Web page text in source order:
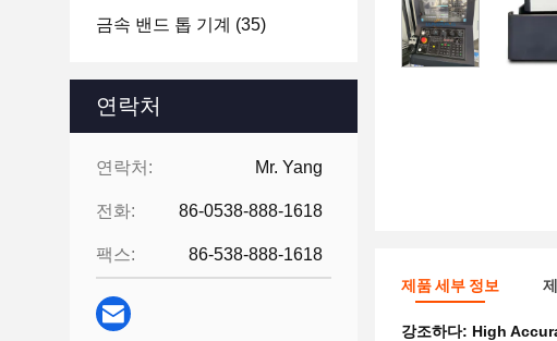
금속 밴드 톱 기계 (35)
연락처
연락처: Mr. Yang
전화: 86-0538-888-1618
팩스: 86-538-888-1618
제품 세부 정보
강조하다: High